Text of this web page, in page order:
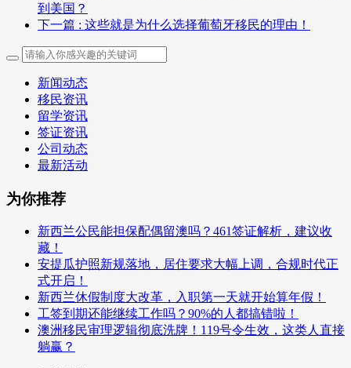
到美国？
下一篇 : 这些就是为什么选择葡萄牙移民的理由！
新闻动态
移民资讯
留学资讯
签证资讯
公司动态
最新活动
为你推荐
新西兰公民能担保配偶留澳吗？461签证解析，建议收
藏！
安提瓜护照新规落地，居住要求大幅上调，合规时代正
式开启！
新西兰休假制度大改革，入职第一天就开始算年假！
工签到期还能继续工作吗？90%的人都搞错啦！
澳洲移民审理逻辑彻底洗牌！119号令生效，这类人直接
躺赢？